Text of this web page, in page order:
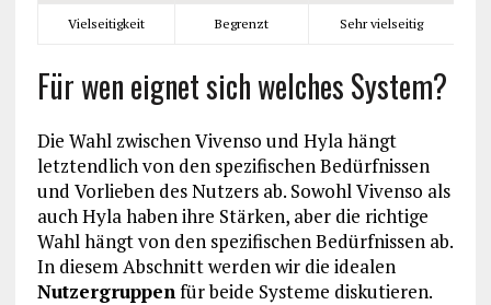
Vielseitigkeit Begrenzt Sehr vielseitig
Für wen eignet sich welches System?
Die Wahl zwischen Vivenso und Hyla hängt
letztendlich von den spezifischen Bedürfnissen
und Vorlieben des Nutzers ab. Sowohl Vivenso als
auch Hyla haben ihre Stärken, aber die richtige
Wahl hängt von den spezifischen Bedürfnissen ab.
In diesem Abschnitt werden wir die idealen
Nutzergruppenfür beide Systeme diskutieren.